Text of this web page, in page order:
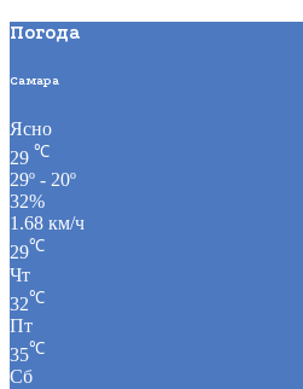
Погода
Самара
Ясно
29 ℃
29º - 20º
32%
1.68 км/ч
29℃
Чт
32℃
Пт
35℃
Сб